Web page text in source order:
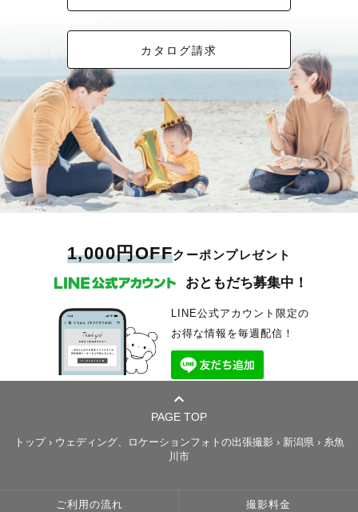
カタログ請求
1,000円OFFクーポンプレゼント
おともだち募集中！
LINE公式アカウント限定の
お得な情報を毎週配信！
PAGE TOP
トップ› ウェディング、ロケーションフォトの出張撮影 › 新潟県› 糸魚
川市
ご利用の流れ 撮影料金